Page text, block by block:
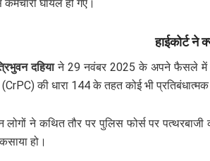
घायल हो गए।
हाईकोर्ट ने
दहियाने 29 नवंबर 2025 के अपने फैसले में
की धारा 144 के तहत कोई भी
लोगों ने कथित तौर पर पुलिस फोर्स पर
हो।